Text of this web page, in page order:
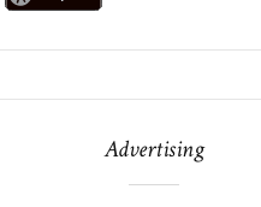
Advertising